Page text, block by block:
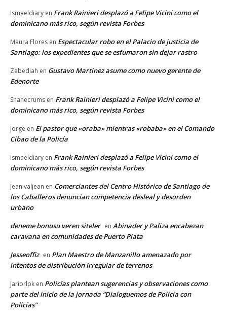
Ismaeldiary en Frank Rainieri desplazó a Felipe Vicini como el
dominicano más rico, según revista Forbes
Maura Flores en Espectacular robo en el Palacio de justicia de
Santiago: los expedientes que se esfumaron sin dejar rastro
Zebediah en Gustavo Martínez asume como nuevo gerente de
Edenorte
Shanecrums en Frank Rainieri desplazó a Felipe Vicini como el
dominicano más rico, según revista Forbes
Jorge en El pastor que «oraba» mientras «robaba» en el Comando
Cibao de la Policía
Ismaeldiary en Frank Rainieri desplazó a Felipe Vicini como el
dominicano más rico, según revista Forbes
Jean valjean en Comerciantes del Centro Histórico de Santiago de
los Caballeros denuncian competencia desleal y desorden
urbano
deneme bonusu veren siteler en Abinader y Paliza encabezan
caravana en comunidades de Puerto Plata
Jesseoffiz en Plan Maestro de Manzanillo amenazado por
intentos de distribución irregular de terrenos
Jariorlpk en Policías plantean sugerencias y observaciones como
parte del inicio de la jornada “Dialoguemos de Policía con
Policías”